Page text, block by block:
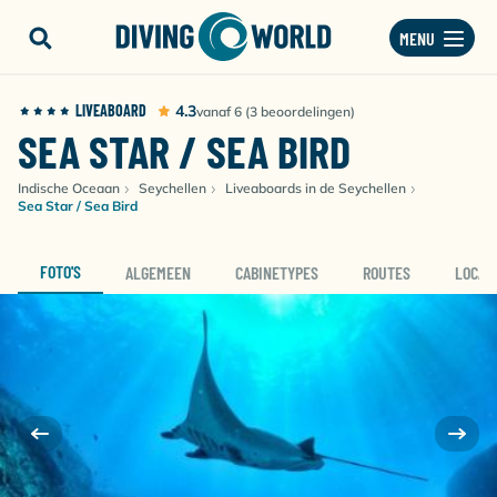
MENU
LIVEABOARD 4.3vanaf 6 (3 beoordelingen)
SEA STAR / SEA BIRD
Indische Oceaan Seychellen
Liveaboards in de Seychellen
Sea Star / Sea Bird
FOTO'S ALGEMEEN CABINETYPES ROUTES